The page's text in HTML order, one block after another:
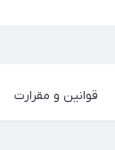
قوانین و مقرارت